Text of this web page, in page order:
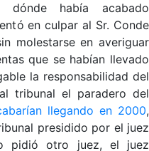
dónde había acabado
en culpar al Sr. Conde
molestarse en averiguar
que se habían llevado
la responsabilidad del
tribunal el paradero del
llegando en 2000,
presidido por el juez
pidió otro juez, el juez